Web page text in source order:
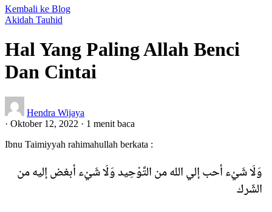
Kembali ke Blog
Akidah Tauhid
Hal Yang Paling Allah Benci
Dan Cintai
Hendra Wijaya
· Oktober 12, 2022 · 1 menit baca
Ibnu Taimiyyah rahimahullah berkata :
وَلَا شَيْء أحب إلي الله من التَّوْحِيد وَلَا شَيْء أبغض إليه من
الشّرك